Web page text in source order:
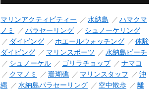
マリンアクティビティー 水納島
ハマクマ
ノミ
パラセーリング
シュノーケリング
ダイビング
ホエールウォッチング
体験
ダイビング
マリンスポーツ
水納島ビーチ
シュノーケル
ゴリラチョップ
ナマコ
クマノミ
珊瑚礁 マリンスタッフ
沖
縄
水納島パラセーリング 空中散歩
離